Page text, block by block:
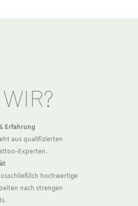
Erfahrung
aus qualifizierten
Experten.
hochwertige
nach strengen